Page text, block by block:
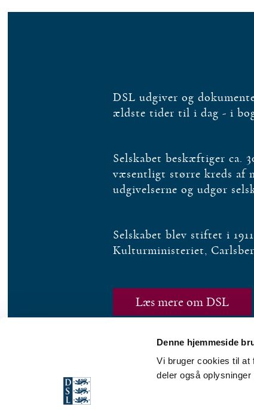
Denne hjemmeside
Vi bruger cookies til at
deler også
DSL udgiver og
ældste tider til i dag - i
Selskabet beskæftiger ca.
væsentligt større kreds af
udgivelserne og udgør
Selskabet blev stiftet i
Kulturministeriet,
Læs mere om DSL